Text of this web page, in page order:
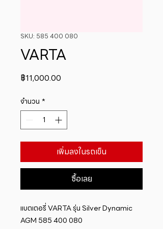
SKU: 585 400 080
VARTA
฿11,000.00
จำนวน *
เพิ่มลงในรถเข็น
ซื้อเลย
แบตเตอรี่ VARTA รุ่น Silver Dynamic
AGM 585 400 080